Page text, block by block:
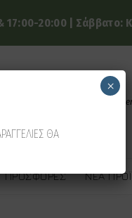
20:00 | Σάββατο:
Login /
ΠΡΟΣΦΟΡΈΣ ΝΈΑ
ΘΑ
×